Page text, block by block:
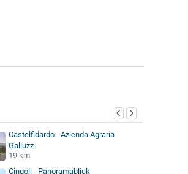
Castelfidardo - Azienda Agraria
Galluzz
19 km
Cingoli - Panoramablick